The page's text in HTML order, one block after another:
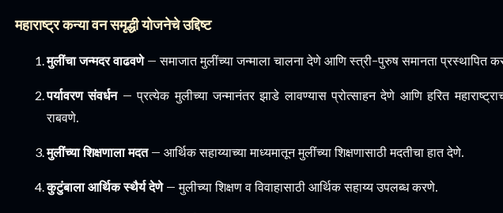
महाराष्ट्र कन्या वन समृद्धी योजनेचे उद्दिष्ट
मुलींचा जन्मदर वाढवणे– समाजात मुलींच्या जन्माला चालना देणे आणि स्त्री-पुरुष समानता प्रस्थापित
पर्यावरण संवर्धन– प्रत्येक मुलीच्या जन्मानंतर झाडे लावण्यास प्रोत्साहन देणे आणि हरित
राबवणे.
मुलींच्या शिक्षणाला मदत– आर्थिक सहाय्याच्या माध्यमातून मुलींच्या शिक्षणासाठी मदतीचा हात देणे.
कुटुंबाला आर्थिक स्थैर्य देणे– मुलीच्या शिक्षण व विवाहासाठी आर्थिक सहाय्य उपलब्ध करणे.